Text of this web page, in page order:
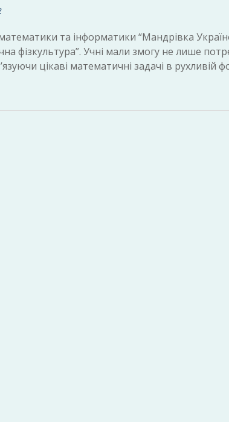
та інформатики “Мандрівка
фізкультура”. Учні мали змогу не лише
цікаві математичні задачі в рухливій